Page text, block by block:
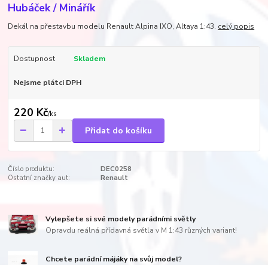
Hubáček / Minářík
Dekál na přestavbu modelu Renault Alpina IXO, Altaya 1:43. celý popis
Dostupnost Skladem
Nejsme plátci DPH
220 Kč/ks
Přidat do košíku
Číslo produktu:
DEC0258
Ostatní značky aut:
Renault
Vylepšete si své modely parádními světly
Opravdu reálná přídavná světla v M 1:43 různých variant!
Chcete parádní májáky na svůj model?